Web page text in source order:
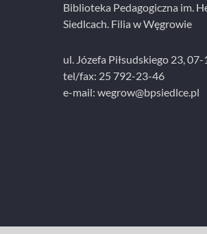
Biblioteka Pedagogiczna im.
Siedlcach. Filia w Węgrowie
ul. Józefa Piłsudskiego 23,
tel/fax: 25 792-23-46
e-mail: wegrow@bpsiedlce.pl